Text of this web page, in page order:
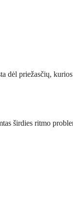
dėl priežasčių,
širdies ritmo